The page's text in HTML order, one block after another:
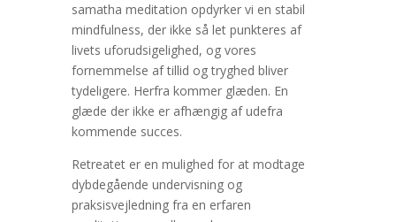
samatha meditation opdyrker vi en stabil
mindfulness, der ikke så let punkteres af
livets uforudsigelighed, og vores
fornemmelse af tillid og tryghed bliver
tydeligere. Herfra kommer glæden. En
glæde der ikke er afhængig af udefra
kommende succes.
Retreatet er en mulighed for at modtage
dybdegående undervisning og
praksisvejledning fra en erfaren